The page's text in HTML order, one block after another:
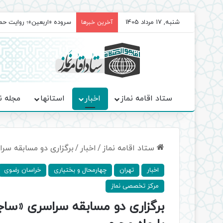
شنبه, 17 مرداد 1405 آخرین خبرها سروده‌ «اربعین»؛ روایت
ستاد اقامه نماز اخبار استانها مجله
ستاد اقامه نماز / اخبار /برگزاری دو مسابقه
اخبار تهران چهارمحال و بختیاری
خراسان رضوی
مرکز تخصصی نماز
برگزاری دو مسابقه سراسری